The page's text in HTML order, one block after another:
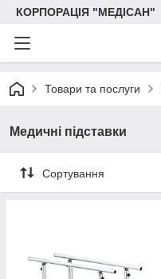
КОРПОРАЦІЯ "МЕДІСАН"
Товари та послуги
Медичні підставки
Сортування